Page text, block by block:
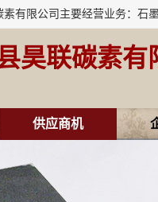
昊联碳素有
供应商机